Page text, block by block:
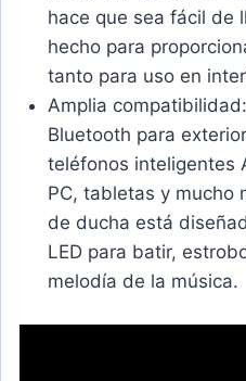
hace que sea fácil de
hecho para
tanto para uso en
Amplia
Bluetooth para
teléfonos inteligentes
PC, tabletas y mucho
de ducha está
LED para batir,
melodía de la música.